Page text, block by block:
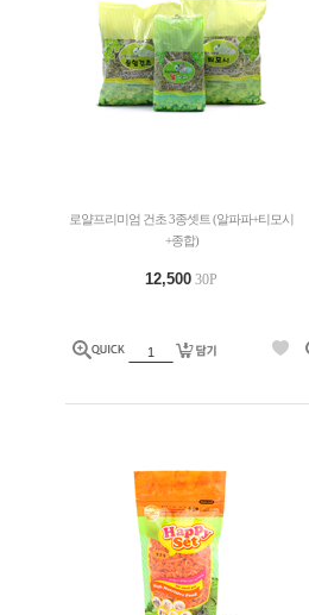
로얄프리미엄 건초 3종셋트 (알파파+티모시
+종합)
12,500 30P